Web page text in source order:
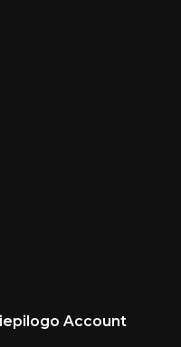
Account